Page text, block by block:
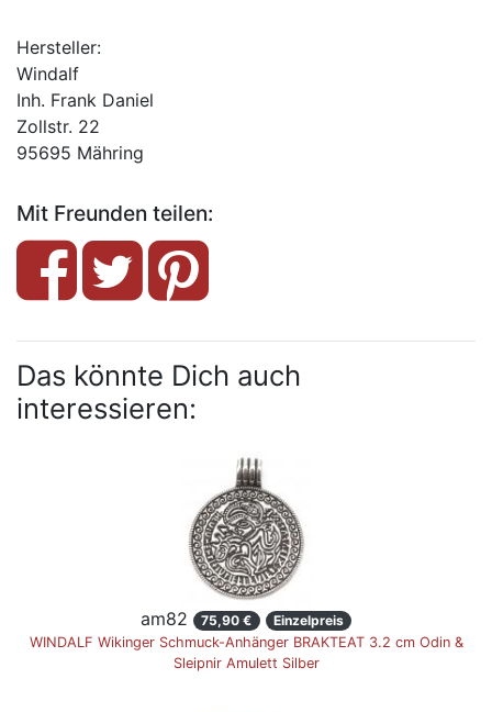
Hersteller:
Windalf
Inh. Frank Daniel
Zollstr. 22
95695 Mähring
Mit Freunden teilen:
Das könnte Dich auch
interessieren:
am82 75,90 €
Einzelpreis
WINDALF Wikinger Schmuck-Anhänger BRAKTEAT 3.2 cm Odin &
Sleipnir Amulett Silber